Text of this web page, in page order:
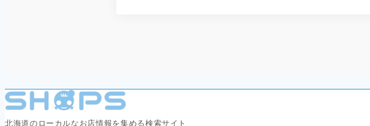
北海道のローカルなお店情報を集める検索サイト